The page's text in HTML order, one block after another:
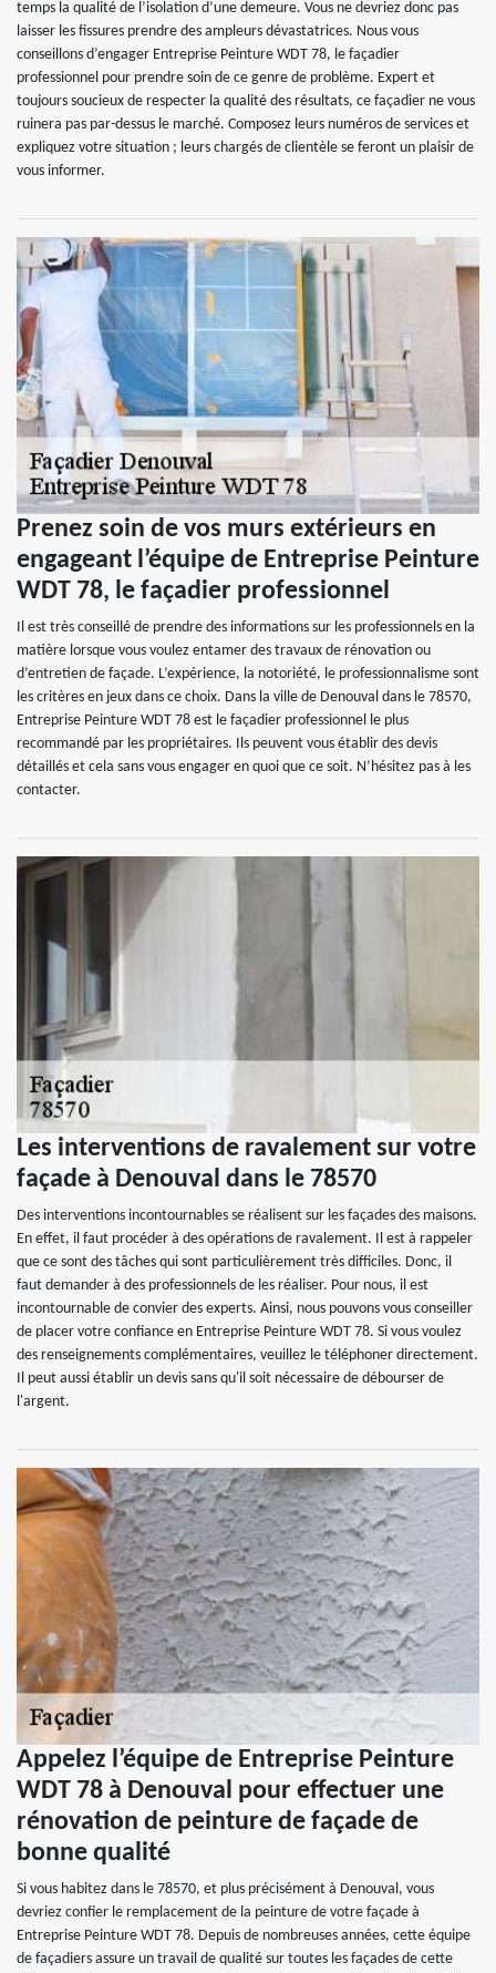
temps la qualité de l’isolation d’une demeure. Vous ne devriez donc pas
laisser les fissures prendre des ampleurs dévastatrices. Nous vous
conseillons d’engager Entreprise Peinture WDT 78, le façadier
professionnel pour prendre soin de ce genre de problème. Expert et
toujours soucieux de respecter la qualité des résultats, ce façadier ne vous
ruinera pas par-dessus le marché. Composez leurs numéros de services et
expliquez votre situation ; leurs chargés de clientèle se feront un plaisir de
vous informer.
Prenez soin de vos murs extérieurs en
engageant l’équipe de Entreprise Peinture
WDT 78, le façadier professionnel
Il est très conseillé de prendre des informations sur les professionnels en la
matière lorsque vous voulez entamer des travaux de rénovation ou
d’entretien de façade. L’expérience, la notoriété, le professionnalisme sont
les critères en jeux dans ce choix. Dans la ville de Denouval dans le 78570,
Entreprise Peinture WDT 78 est le façadier professionnel le plus
recommandé par les propriétaires. Ils peuvent vous établir des devis
détaillés et cela sans vous engager en quoi que ce soit. N’hésitez pas à les
contacter.
Les interventions de ravalement sur votre
façade à Denouval dans le 78570
Des interventions incontournables se réalisent sur les façades des maisons.
En effet, il faut procéder à des opérations de ravalement. Il est à rappeler
que ce sont des tâches qui sont particulièrement très difficiles. Donc, il
faut demander à des professionnels de les réaliser. Pour nous, il est
incontournable de convier des experts. Ainsi, nous pouvons vous conseiller
de placer votre confiance en Entreprise Peinture WDT 78. Si vous voulez
des renseignements complémentaires, veuillez le téléphoner directement.
Il peut aussi établir un devis sans qu'il soit nécessaire de débourser de
l'argent.
Appelez l’équipe de Entreprise Peinture
WDT 78 à Denouval pour effectuer une
rénovation de peinture de façade de
bonne qualité
Si vous habitez dans le 78570, et plus précisément à Denouval, vous
devriez confier le remplacement de la peinture de votre façade à
Entreprise Peinture WDT 78. Depuis de nombreuses années, cette équipe
de façadiers assure un travail de qualité sur toutes les façades de cette